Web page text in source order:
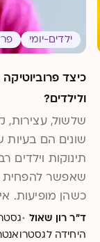
ילדים-יומי
כיצד
ולילדים?
שלשול, עצירות,
שונים הם בעיות
תינוקות
שאפשר להפחית
כשהן מופיעות.
ד"ר רון שאול ·
היחידה